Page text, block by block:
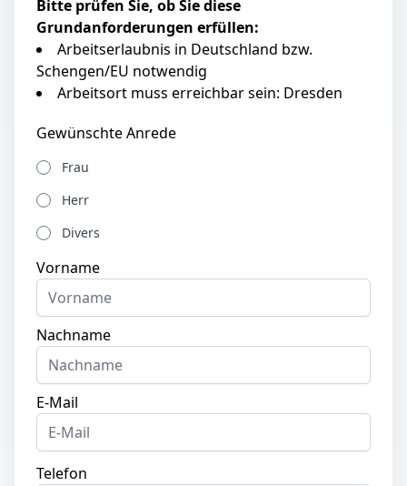
Bitte prüfen Sie, ob Sie diese
Grundanforderungen erfüllen:
Arbeitserlaubnis in Deutschland bzw.
Schengen/EU notwendig
Arbeitsort muss erreichbar sein: Dresden
Gewünschte Anrede
Frau
Herr
Divers
Vorname
Nachname
E-Mail
Telefon